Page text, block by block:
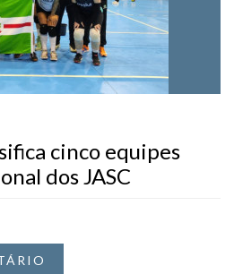
cinco equipes
dos JASC